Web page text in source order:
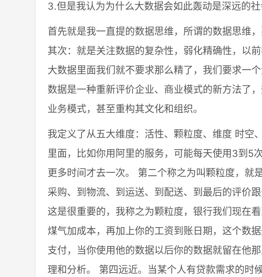
3.但是我认为为什么大数据会如此轰动是深远的
首先就是我一直提的数据思维，所谓的数据思维
其次：就是关注数据的复杂性，弱化精确性，以
大数据里面我们就不要求那么精了，我们要求一
数据是一种重新评价企业、商业模式的新方法了
业务模式，甚至重构其文化和组织。
我定义了从五大维度：活性、颗粒度、维度 时空
里面，比如你用阿里的服务，可能每天使用3到5
更多时间才去一次。 第二个称之为叫颗粒度，就
采购、到物流、到运送、到配送、到最后的评价
这是很重要的，我称之为颗粒度，银行我们现在
煤气加成本，再加上你的工资到账日期，这个数
支付，当你使用他的数据以后你的数据就留在他
理和分析。 第四远近。当某个人有贷款需求的时